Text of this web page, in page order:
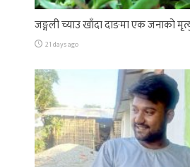
जङ्गली च्याउ खाँदा दाङमा एक जनाको
21 days ago